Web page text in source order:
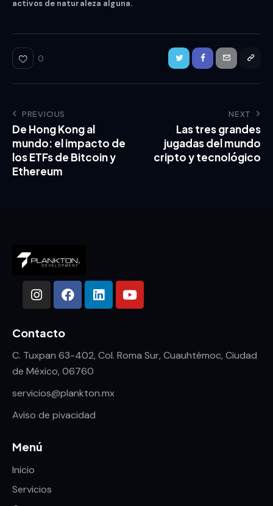
activos de naturaleza alguna.
0
PREVIOUS
De Hong Kong al
mundo: el impacto de
los ETFs de Bitcoin y
Ethereum
NEXT
Las tres grandes
jugadas del mundo
cripto y tecnológico
Contacto
C. Tuxpan 63-402, Col. Roma Sur, Cuauhtémoc, Ciudad
de México, 06760
servicios@plankton.mx
Aviso de pivacidad
Menú
Inicio
Servicios